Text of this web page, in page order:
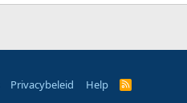
Privacybeleid Help
R
S